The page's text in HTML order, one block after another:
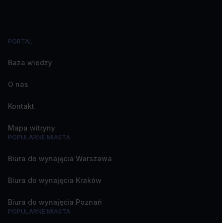
PORTAL
Baza wiedzy
O nas
Kontakt
Mapa witryny
POPULARNE MIASTA
Biura do wynajęcia Warszawa
Biura do wynajęcia Kraków
Biura do wynajęcia Poznań
POPULARNE MIASTA